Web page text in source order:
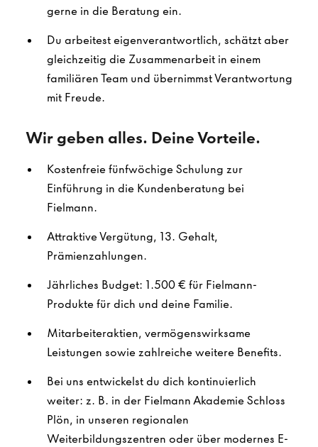
gerne in die Beratung ein.
Du arbeitest eigenverantwortlich, schätzt aber
gleichzeitig die Zusammenarbeit in einem
familiären Team und übernimmst Verantwortung
mit Freude.
Wir geben alles. Deine Vorteile.
Kostenfreie fünfwöchige Schulung zur
Einführung in die Kundenberatung bei
Fielmann.
Attraktive Vergütung, 13. Gehalt,
Prämienzahlungen.
Jährliches Budget: 1.500 € für Fielmann-
Produkte für dich und deine Familie.
Mitarbeiteraktien, vermögenswirksame
Leistungen sowie zahlreiche weitere Benefits.
Bei uns entwickelst du dich kontinuierlich
weiter: z. B. in der Fielmann Akademie Schloss
Plön, in unseren regionalen
Weiterbildungszentren oder über modernes E-